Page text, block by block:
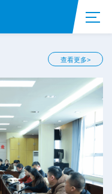
查看更多>